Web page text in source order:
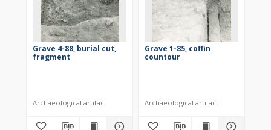
Grave 4-88, burial cut,
fragment
Archaeological artifact
Grave 1-85, coffin
countour
Archaeological artifact